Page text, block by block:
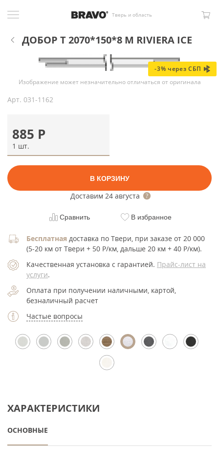
Тверь и область
ДОБОР Т 2070*150*8 М RIVIERA ICE
-3% через СБП
Изображение может незначительно отличаться от оригинала
Арт. 031-1162
885 Р
1 шт.
В КОРЗИНУ
Доставим 24 августа
Сравнить В избранное
Бесплатная доставка по Твери, при заказе от 20 000
(5-20 км от Твери + 50 Р/км, дальше 20 км + 40 Р/км).
Качественная установка с гарантией. Прайс-лист на
услуги.
Оплата при получении наличными, картой,
безналичный расчет
Частые вопросы
ХАРАКТЕРИСТИКИ
ОСНОВНЫЕ